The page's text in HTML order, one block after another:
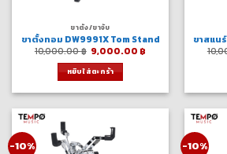
ขาตั้ง/ขาจับ
ขาตั้งทอม DW9991X Tom Stand
10,000.00฿ Original
price
was:
10,000.00 ฿.
9,000.00 ฿
หยิบใส่ตะกร้า
ขาสแน
-10% -10%